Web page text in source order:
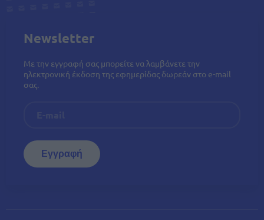
Newsletter
Με την εγγραφή σας μπορείτε να λαμβάνετε την
ηλεκτρονική έκδοση της εφημερίδας δωρεάν στο e-mail
σας.